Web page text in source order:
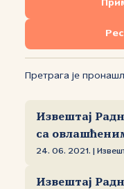
Претрага је
Извештај
са
24. 06. 2021. |
Извештај